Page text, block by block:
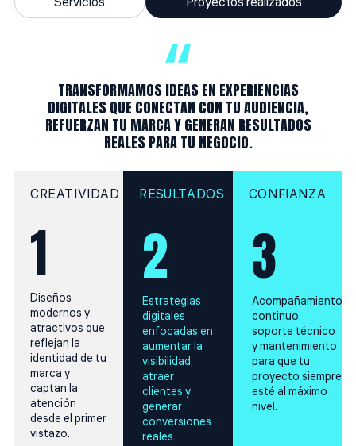
TRANSFORMAMOS IDEAS EN EXPERIENCIAS
DIGITALES QUE CONECTAN CON TU AUDIENCIA,
REFUERZAN TU MARCA Y GENERAN RESULTADOS
REALES PARA TU NEGOCIO.
1
CREATIVIDAD
Diseños
modernos y
atractivos que
reflejan la
identidad de tu
marca y
captan la
atención
desde el primer
vistazo.
2
RESULTADOS
Estrategias
digitales
enfocadas en
aumentar la
visibilidad,
atraer
clientes y
generar
conversiones
reales.
3
CONFIANZA
Acompañamiento
continuo,
soporte técnico
y mantenimiento
para que tu
proyecto siempre
esté al máximo
nivel.